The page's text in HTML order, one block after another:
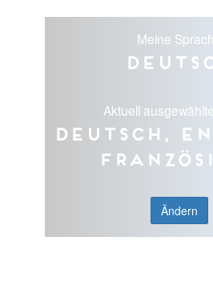
Meine
Aktuell
Deutsch,
Ändern